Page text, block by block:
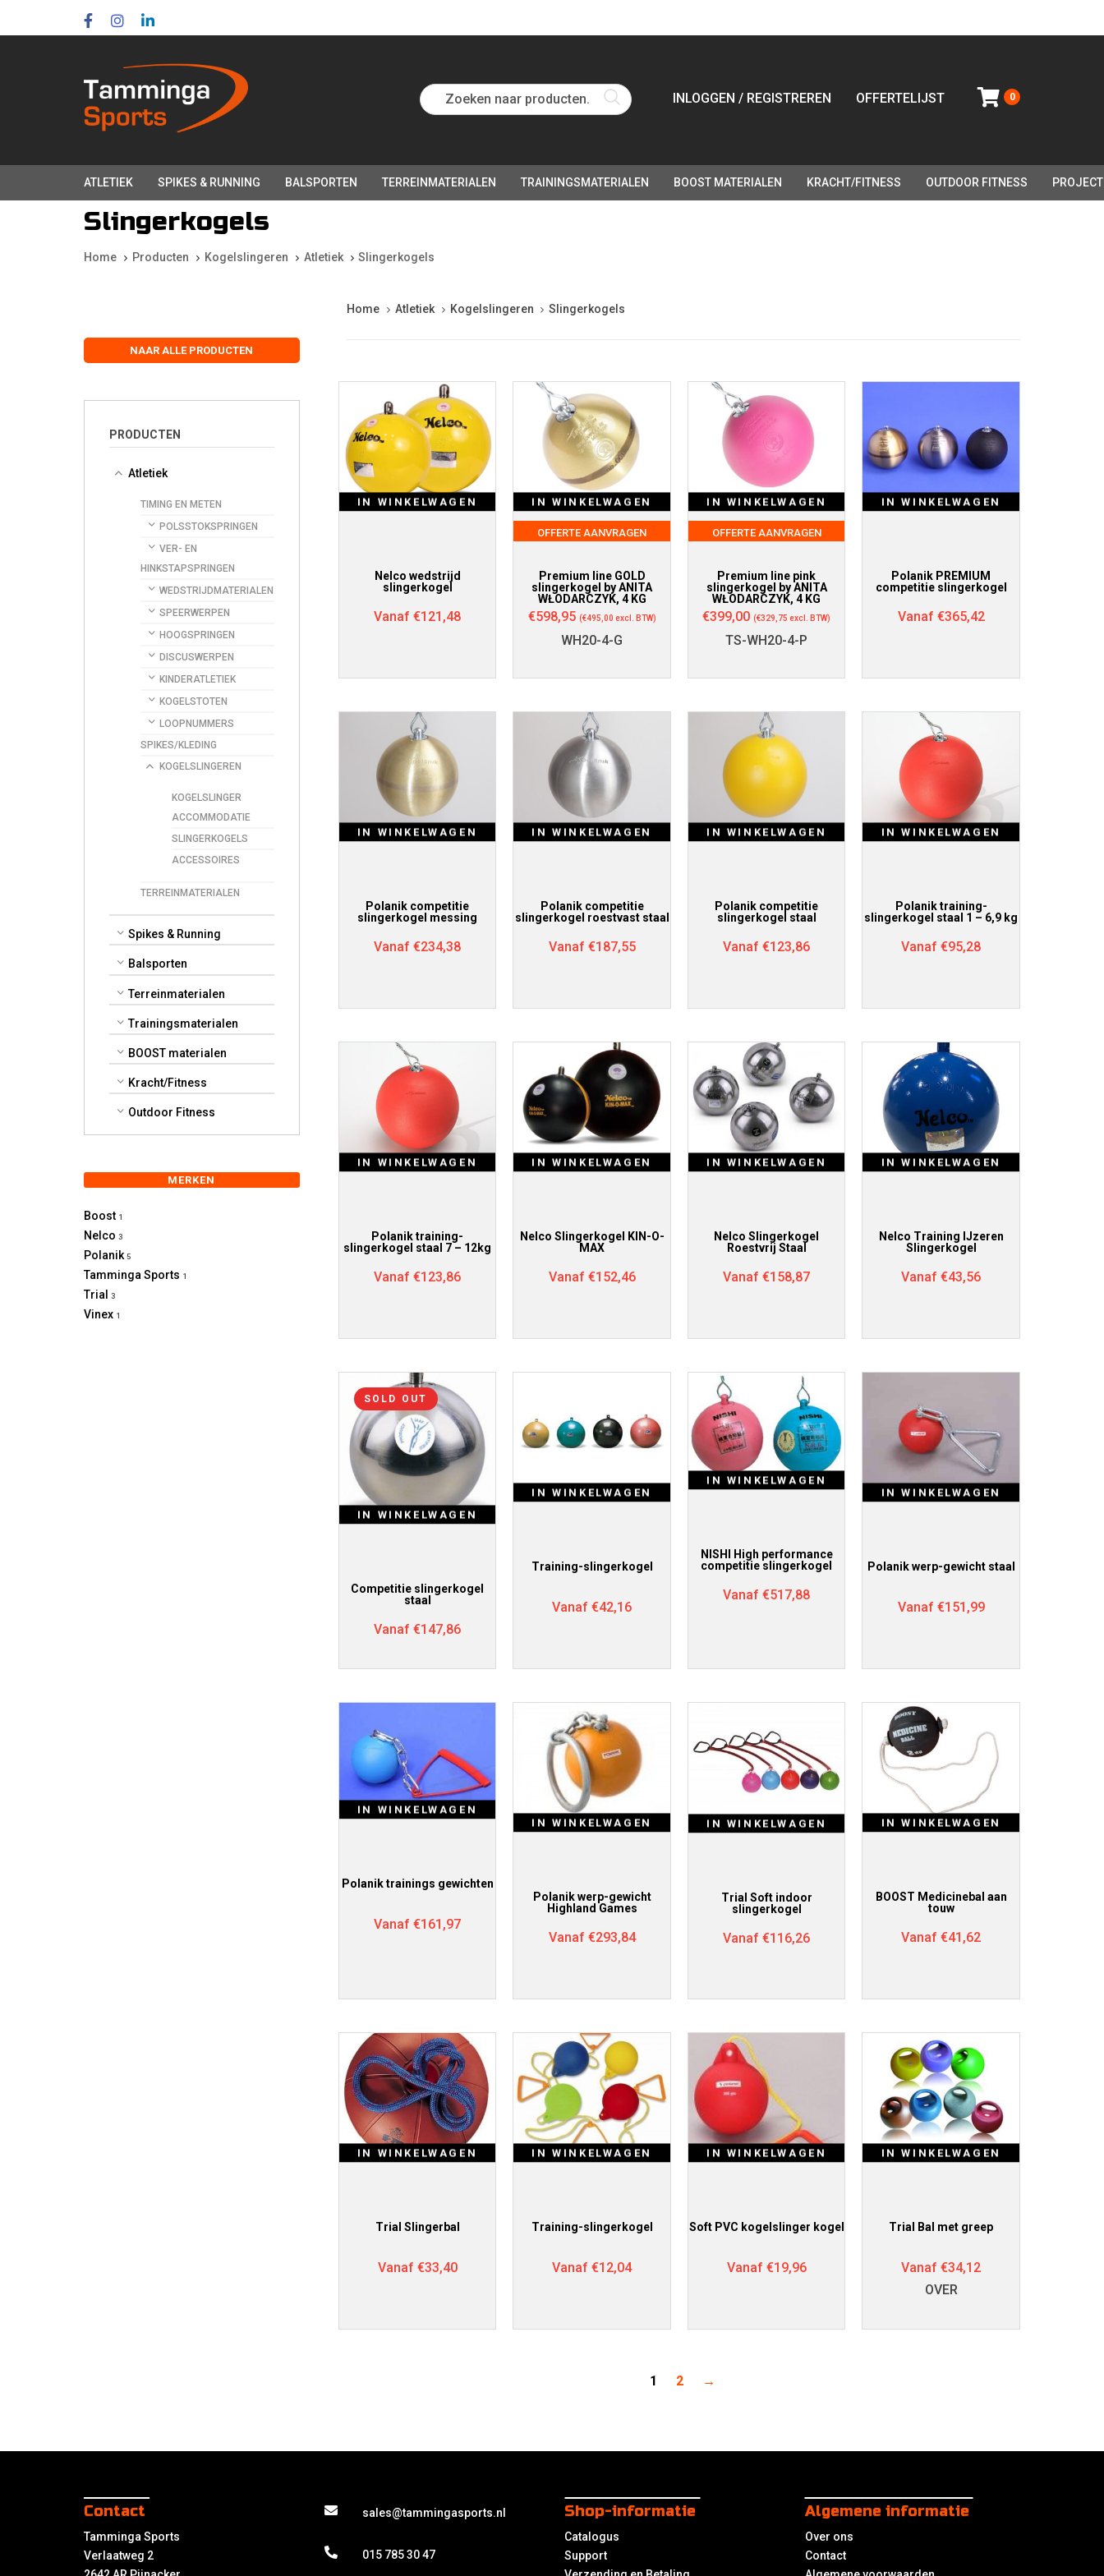
Zoeken naar producten... INLOGGEN / REGISTREREN OFFERTELIJST 0
ATLETIEK SPIKES & RUNNING BALSPORTEN TERREINMATERIALEN TRAININGSMATERIALEN BOOST MATERIALEN KRACHT/FITNESS OUTDOOR FITNESS
Slingerkogels
Home Producten Kogelslingeren Atletiek Slingerkogels
NAAR ALLE PRODUCTEN
PRODUCTEN
Atletiek
TIMING EN METEN
POLSSTOKSPRINGEN
VER- EN
HINKSTAPSPRINGEN
WEDSTRIJDMATERIALEN
SPEERWERPEN
HOOGSPRINGEN
DISCUSWERPEN
KINDERATLETIEK
KOGELSTOTEN
LOOPNUMMERS
SPIKES/KLEDING
KOGELSLINGEREN
KOGELSLINGER
ACCOMMODATIE
SLINGERKOGELS
ACCESSOIRES
TERREINMATERIALEN
Spikes & Running
Balsporten
Terreinmaterialen
Trainingsmaterialen
BOOST materialen
Kracht/Fitness
Outdoor Fitness
MERKEN
Boost 1
Nelco 3
Polanik 5
Tamminga Sports 1
Trial 3
Vinex 1
Home Atletiek Kogelslingeren Slingerkogels
IN WINKELWAGEN
Nelco wedstrijd
slingerkogel
Vanaf€121,48
IN WINKELWAGEN
OFFERTE AANVRAGEN
Premium line GOLD
slingerkogel by ANITA
WŁODARCZYK, 4 KG
€598,95 (€495,00 excl. BTW)
WH20-4-G
IN WINKELWAGEN
OFFERTE AANVRAGEN
Premium line pink
slingerkogel by ANITA
WŁODARCZYK, 4 KG
€399,00 (€329,75 excl. BTW)
TS-WH20-4-P
IN WINKELWAGEN
Polanik PREMIUM
competitie slingerkogel
Vanaf €365,42
IN WINKELWAGEN
Polanik competitie
slingerkogel messing
Vanaf€234,38
IN WINKELWAGEN
Polanik competitie
slingerkogel roestvast staal
Vanaf €187,55
IN WINKELWAGEN
Polanik competitie
slingerkogel staal
Vanaf€123,86
IN WINKELWAGEN
Polanik training-
slingerkogel staal 1 – 6,9 kg
Vanaf€95,28
IN WINKELWAGEN
Polanik training-
slingerkogel staal 7 – 12kg
Vanaf€123,86
IN WINKELWAGEN
Nelco Slingerkogel KIN-O-
MAX
Vanaf €152,46
IN WINKELWAGEN
Nelco Slingerkogel
Roestvrij Staal
Vanaf€158,87
IN WINKELWAGEN
Nelco Training IJzeren
Slingerkogel
Vanaf€43,56
SOLD OUT
IN WINKELWAGEN
Competitie slingerkogel
staal
Vanaf€147,86
IN WINKELWAGEN
Training-slingerkogel
Vanaf€42,16
IN WINKELWAGEN
NISHI High performance
competitie slingerkogel
Vanaf€517,88
IN WINKELWAGEN
Polanik werp-gewicht staal
Vanaf €151,99
IN WINKELWAGEN
Polanik trainings gewichten
Vanaf€161,97
IN WINKELWAGEN
Polanik werp-gewicht
Highland Games
Vanaf €293,84
IN WINKELWAGEN
Trial Soft indoor
slingerkogel
Vanaf€116,26
IN WINKELWAGEN
BOOST Medicinebal aan
touw
Vanaf€41,62
IN WINKELWAGEN
Trial Slingerbal
Vanaf €33,40
IN WINKELWAGEN
Training-slingerkogel
Vanaf€12,04
IN WINKELWAGEN
Soft PVC kogelslinger kogel
Vanaf €19,96
IN WINKELWAGEN
Trial Bal met greep
Vanaf€34,12
OVER
1 2 →
Contact
Tamminga Sports
Verlaatweg 2
sales@tammingasports.nl
015 785 30 47
Shop-informatie
Catalogus
Support
Algemene informatie
Over ons
Contact